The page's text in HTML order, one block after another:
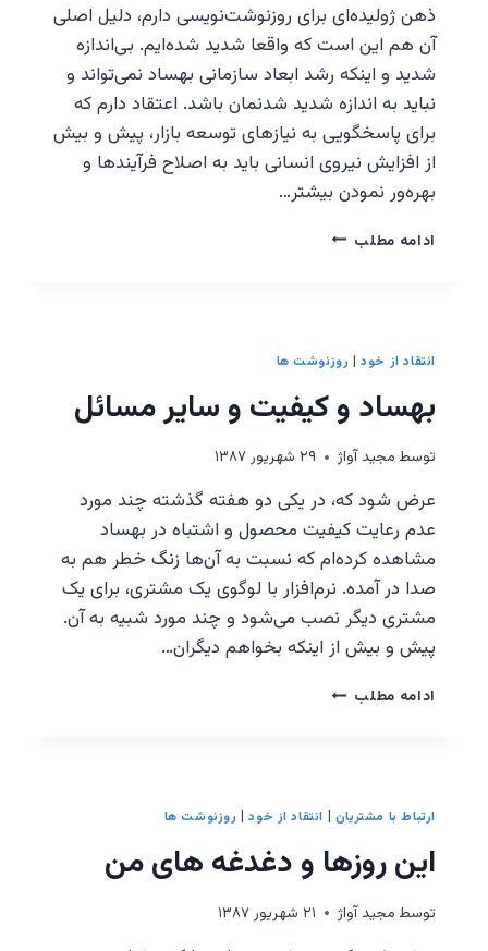
ذهن ژولیده‌ای برای روزنوشت‌نویسی دارم، دلیل اصلی
آن هم این است که واقعا شدید شده‌ایم. بی‌اندازه
شدید و اینکه رشد ابعاد سازمانی بهساد نمی‌تواند و
نباید به اندازه شدید شدنمان باشد. اعتقاد دارم که
برای پاسخگویی به نیازهای توسعه بازار، پیش و بیش
از افزایش نیروی انسانی باید به اصلاح فرآیندها و
بهره‌ور نمودن بیشتر…
ادامه مطلبتوسعه،
انتقاد از خود| روزنوشت ها
بهساد و کیفیت و سایر مسائل
توسط مجيد آواژ ۲۹ شهریور ۱۳۸۷
عرض شود که، در یکی دو هفته گذشته چند مورد
عدم رعایت کیفیت محصول و اشتباه در بهساد
مشاهده کرده‌ام که نسبت به آن‌ها زنگ خطر هم به
صدا در آمده. نرم‌افزار با لوگوی یک مشتری، برای یک
مشتری دیگر نصب می‌شود و چند مورد شبیه به آن.
پیش و بیش از اینکه بخواهم دیگران…
ادامه مطلببهساد
مسائلارتباط با مشتريان انتقاد از خود| روزنوشت ها
این روزها و دغدغه های من
توسط مجيد آواژ ۲۱ شهریور ۱۳۸۷